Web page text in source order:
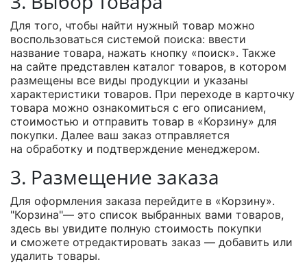
Для того, чтобы найти нужный товар можно
воспользоваться системой поиска: ввести
название товара, нажать кнопку «поиск». Также
на сайте представлен каталог товаров, в котором
размещены все виды продукции и указаны
характеристики товаров. При переходе в карточку
товара можно ознакомиться с его описанием,
стоимостью и отправить товар в «Корзину» для
покупки. Далее ваш заказ отправляется
на обработку и подтверждение менеджером.
3. Размещение заказа
Для оформления заказа перейдите в «Корзину».
"Корзина"— это список выбранных вами товаров,
здесь вы увидите полную стоимость покупки
и сможете отредактировать заказ — добавить или
удалить товары.